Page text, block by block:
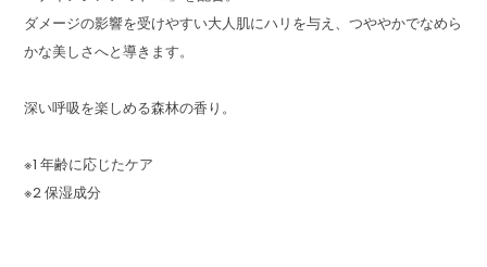
ダメージの影響を受けやすい大人肌にハリを与え、つややかでなめら
かな美しさへと導きます。
深い呼吸を楽しめる森林の香り。
※1 年齢に応じたケア
※2 保湿成分